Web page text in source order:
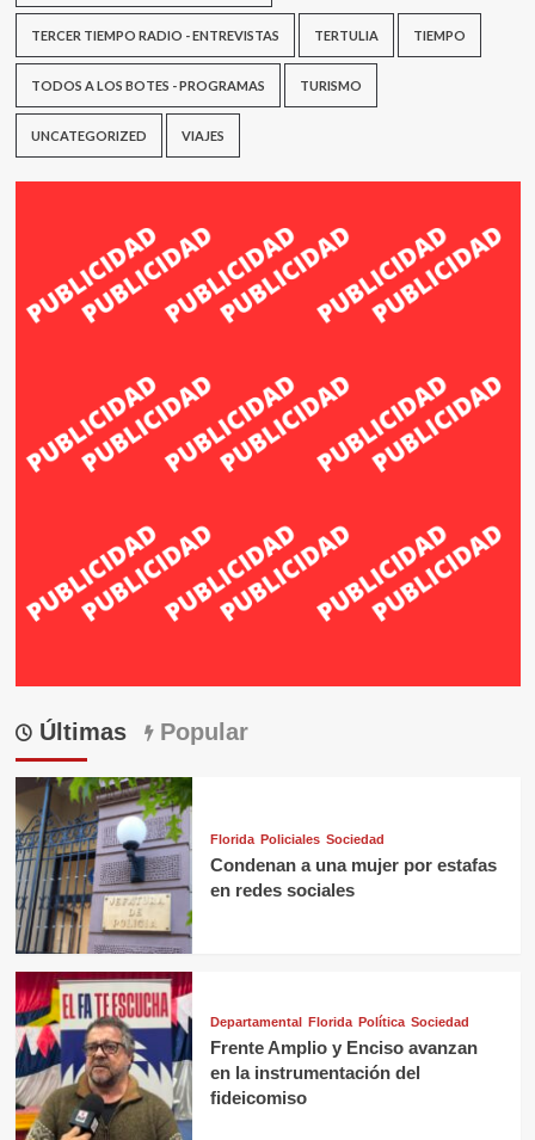
TERCER TIEMPO RADIO - ENTREVISTAS TERTULIA TIEMPO
TODOS A LOS BOTES - PROGRAMAS TURISMO
UNCATEGORIZED VIAJES
Últimas Popular
Florida Policiales Sociedad
Condenan a una mujer por estafas
en redes sociales
Departamental Florida Política Sociedad
Frente Amplio y Enciso avanzan
en la instrumentación del
fideicomiso